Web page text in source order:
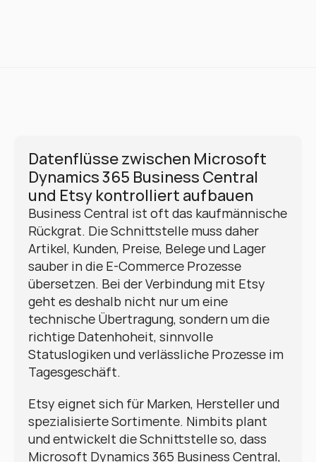
Datenflüsse zwischen Microsoft
Dynamics 365 Business Central
und Etsy kontrolliert aufbauen
Business Central ist oft das kaufmännische
Rückgrat. Die Schnittstelle muss daher
Artikel, Kunden, Preise, Belege und Lager
sauber in die E-Commerce Prozesse
übersetzen. Bei der Verbindung mit Etsy
geht es deshalb nicht nur um eine
technische Übertragung, sondern um die
richtige Datenhoheit, sinnvolle
Statuslogiken und verlässliche Prozesse im
Tagesgeschäft.
Etsy eignet sich für Marken, Hersteller und
spezialisierte Sortimente. Nimbits plant
und entwickelt die Schnittstelle so, dass
Microsoft Dynamics 365 Business Central,